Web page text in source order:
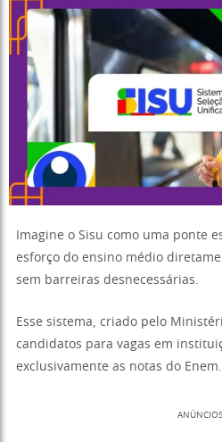
Imagine o Sisu como uma ponte
esforço do ensino médio
sem barreiras desnecessárias.
Esse sistema, criado pelo
candidatos para vagas em
exclusivamente as notas do Enem.
ANÚNCIOS